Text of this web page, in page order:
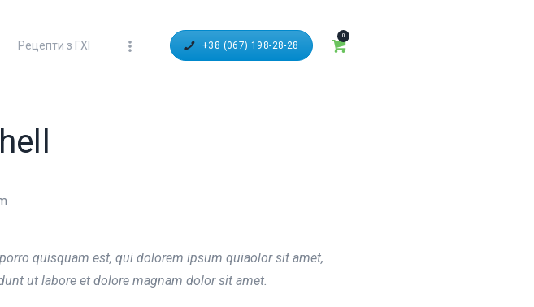
Рецепти з ГХІ +38 (067) 198-28-28
0
quisquam est, qui dolorem ipsum quiaolor sit amet,
ut labore et dolore magnam dolor sit amet.